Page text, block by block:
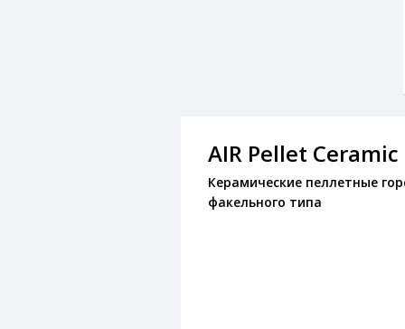
AIR Pellet Ceramic
Керамические пеллетные
факельного типа